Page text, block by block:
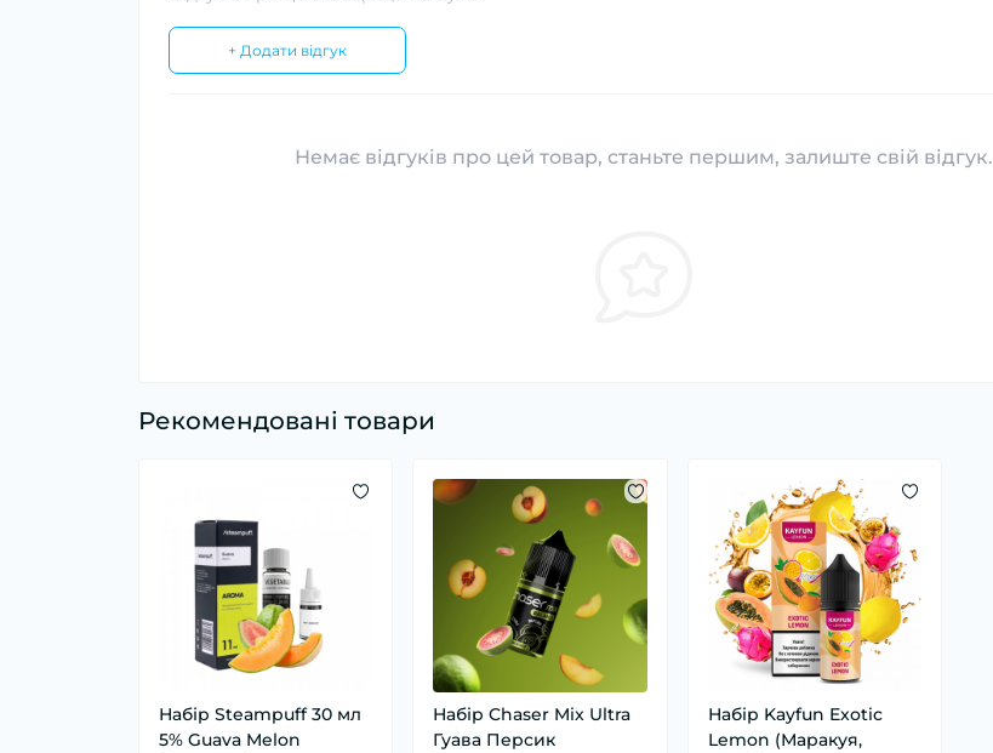
+ Додати відгук
Немає відгуків про цей товар, станьте першим, залиште свій відгук.
Рекомендовані товари
Набір Steampuff 30 мл
5% Guava Melon
Набір Chaser Mix Ultra
Гуава Персик
Набір Kayfun Exotic
Lemon (Маракуя,